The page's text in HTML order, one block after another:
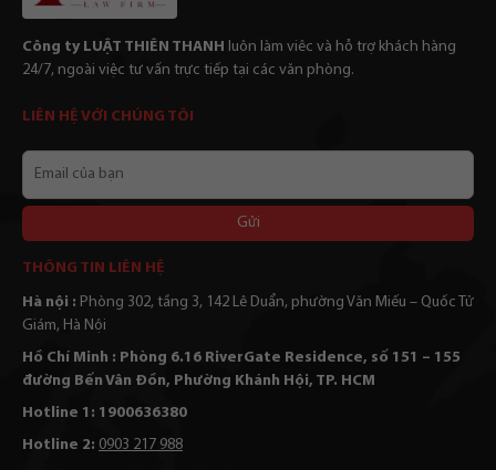
Công ty LUẬT THIÊN THANH
luôn làm viêc và hỗ trợ khách hàng
24/7, ngoài việc tư vấn trực tiếp tại các văn phòng.
LIÊN HỆ VỚI CHÚNG TÔI
bạn
THÔNG TIN LIÊN HỆ
Hà nội : Phòng 302, tầng 3, 142 Lê Duẩn, phường Văn Miếu – Quốc Tử
Giám, Hà Nội
Hồ Chí Minh : Phòng 6.16 RiverGate Residence, số 151 – 155
đường Bến Vân Đồn, Phường Khánh Hội, TP. HCM
Hotline 1: 1900636380
Hotline 2: 0903 217 988